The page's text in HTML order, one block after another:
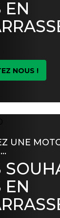
EN
NOUS !
UNE
EN